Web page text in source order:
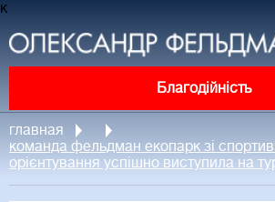
к
Благодійність
главная
команда фельдман екопарк зі
орієнтування успішно виступила на